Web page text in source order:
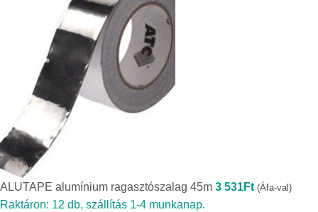
ALUTAPE alumínium ragasztószalag 45m 3 531Ft (Áfa-val)
Raktáron: 12 db, szállítás 1-4 munkanap.